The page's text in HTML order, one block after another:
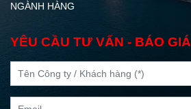
NGÀNH HÀNG
YÊU CẦU TƯ VẤN - BÁO GIÁ